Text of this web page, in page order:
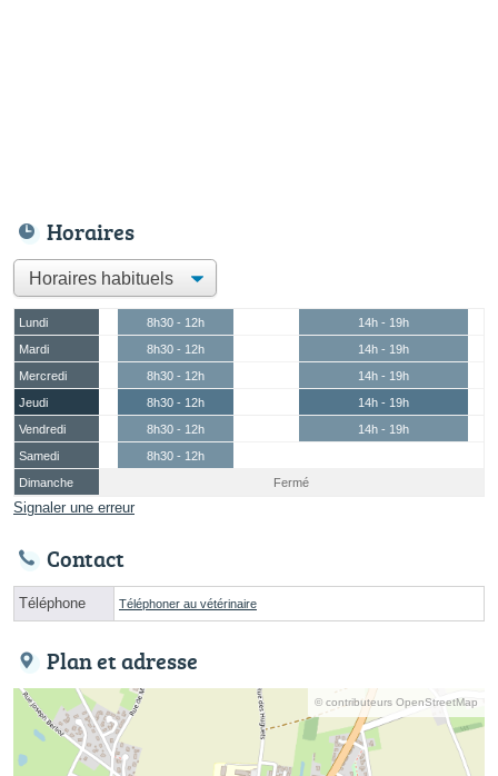
Horaires
Lundi 8h30 - 12h
14h - 19h
Mardi
8h30 - 12h
14h - 19h
Mercredi
8h30 - 12h
14h - 19h
Jeudi
8h30 - 12h
14h - 19h
Vendredi
8h30 - 12h
14h - 19h
Samedi
8h30 - 12h
Dimanche
Fermé
Signaler une erreur
Contact
Téléphone Téléphoner au vétérinaire
Plan et adresse
© contributeurs OpenStreetMap